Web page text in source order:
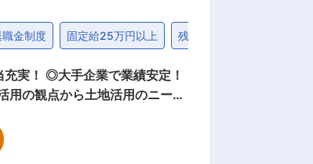
職金制度 固定給25万円以上 残業20時間未満
実！ ◎大手企業で業績安定！
仕上げていくのがこの施工管